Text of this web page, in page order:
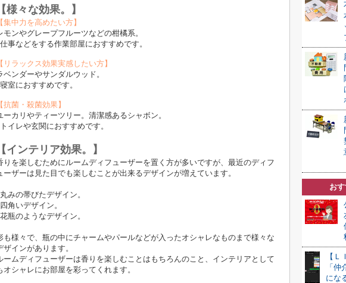
【様々な効果。】
【集中力を高めたい方】
モンやグレープフルーツなどの柑橘系。
事などをする作業部屋におすすめです。
【リラックス効果実感したい方】
ベンダーやサンダルウッド。
室におすすめです。
【抗菌・殺菌効果】
ーカリやティーツリー。清潔感あるシャボン。
イレや玄関におすすめです。
【インテリア効果。】
りを楽しむためにルームディフューザーを置く方が多いですが、最近のディフ
ーザーは見た目でも楽しむことが出来るデザインが増えています。
みの帯びたデザイン。
角いデザイン。
瓶のようなデザイン。
も様々で、瓶の中にチャームやパールなどが入ったオシャレなものまで様々な
ザインがあります。
ームディフューザーは香りを楽しむことはもちろんのこと、インテリアとして
オシャレにお部屋を彩ってくれます。
お
【Ｌ
「
にな